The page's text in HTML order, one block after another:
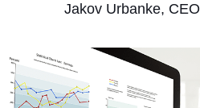
Jakov Urbanke, CEO